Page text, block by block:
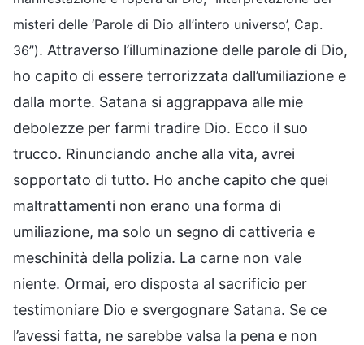
misteri delle ‘Parole di Dio all’intero universo’, Cap.
36”). Attraverso l’illuminazione delle parole di Dio,
ho capito di essere terrorizzata dall’umiliazione e
dalla morte. Satana si aggrappava alle mie
debolezze per farmi tradire Dio. Ecco il suo
trucco. Rinunciando anche alla vita, avrei
sopportato di tutto. Ho anche capito che quei
maltrattamenti non erano una forma di
umiliazione, ma solo un segno di cattiveria e
meschinità della polizia. La carne non vale
niente. Ormai, ero disposta al sacrificio per
testimoniare Dio e svergognare Satana. Se ce
l’avessi fatta, ne sarebbe valsa la pena e non